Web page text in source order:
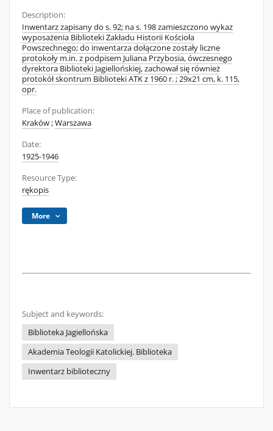
Description:
Inwentarz zapisany do s. 92; na s. 198 zamieszczono wykaz
wyposażenia Biblioteki Zakładu Historii Kościoła
Powszechnego; do inwentarza dołączone zostały liczne
protokoły m.in. z podpisem Juliana Przybosia, ówczesnego
dyrektora Biblioteki Jagiellońskiej, zachował się również
protokół skontrum Biblioteki ATK z 1960 r. ; 29x21 cm, k. 115,
opr.
Place of publication:
Kraków;Warszawa
Date:
1925-1946
Resource Type:
rękopis
More
Subject and keywords:
Biblioteka Jagiellońska
Akademia Teologii Katolickiej. Biblioteka
Inwentarz biblioteczny